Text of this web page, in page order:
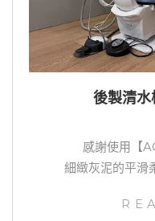
後製清
感謝使用【
細緻灰泥的平滑